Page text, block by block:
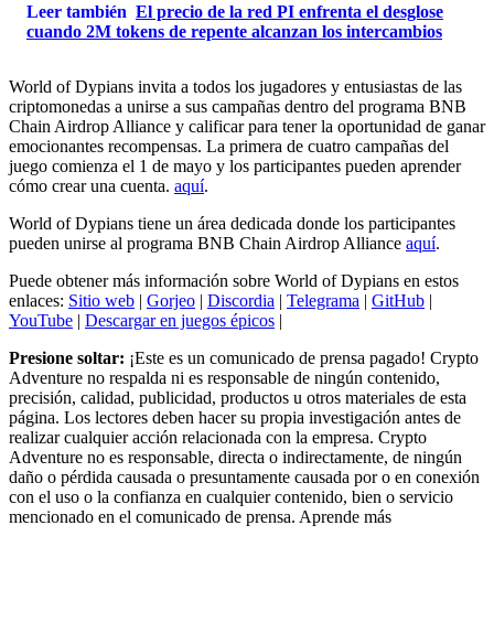
Leer también El precio de la red PI enfrenta el desglose
cuando 2M tokens de repente alcanzan los intercambios
World of Dypians invita a todos los jugadores y entusiastas de las
criptomonedas a unirse a sus campañas dentro del programa BNB
Chain Airdrop Alliance y calificar para tener la oportunidad de ganar
emocionantes recompensas. La primera de cuatro campañas del
juego comienza el 1 de mayo y los participantes pueden aprender
cómo crear una cuenta. aquí.
World of Dypians tiene un área dedicada donde los participantes
pueden unirse al programa BNB Chain Airdrop Alliance aquí.
Puede obtener más información sobre World of Dypians en estos
enlaces: Sitio web | Gorjeo | Discordia | Telegrama | GitHub |
YouTube | Descargar en juegos épicos |
Presione soltar: ¡Este es un comunicado de prensa pagado! Crypto
Adventure no respalda ni es responsable de ningún contenido,
precisión, calidad, publicidad, productos u otros materiales de esta
página. Los lectores deben hacer su propia investigación antes de
realizar cualquier acción relacionada con la empresa. Crypto
Adventure no es responsable, directa o indirectamente, de ningún
daño o pérdida causada o presuntamente causada por o en conexión
con el uso o la confianza en cualquier contenido, bien o servicio
mencionado en el comunicado de prensa. Aprende más